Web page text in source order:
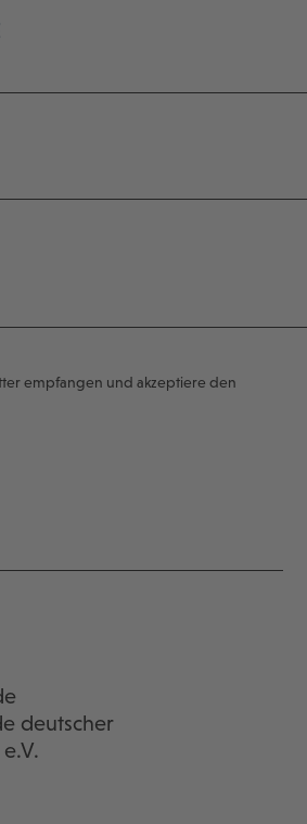
empfangen und akzeptiere den
deutscher